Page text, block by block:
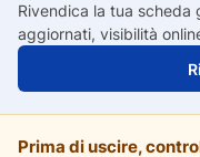
Rivendica la tua
aggiornati, visibilità
Prima di uscire,